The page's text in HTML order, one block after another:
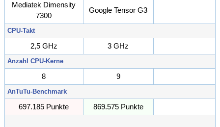
Mediatek Dimensity
7300
Google Tensor G3
CPU-Takt
2,5 GHz 3 GHz
Anzahl CPU-Kerne
8 9
AnTuTu-Benchmark
697.185 Punkte 869.575 Punkte